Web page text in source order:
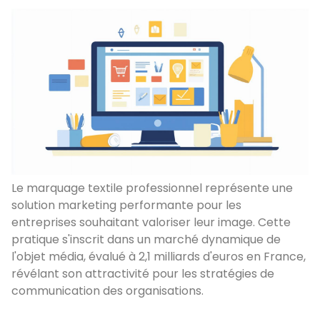
Le marquage textile professionnel représente une
solution marketing performante pour les
entreprises souhaitant valoriser leur image. Cette
pratique s'inscrit dans un marché dynamique de
l'objet média, évalué à 2,1 milliards d'euros en France,
révélant son attractivité pour les stratégies de
communication des organisations.